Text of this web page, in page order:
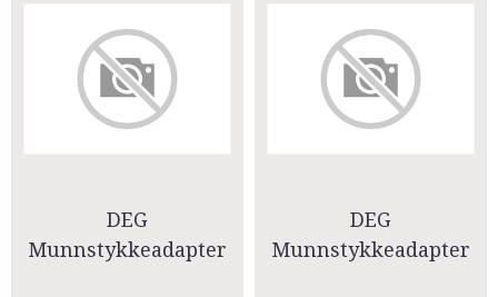
DEG
Munnstykkeadapter
DEG
Munnstykkeadapter